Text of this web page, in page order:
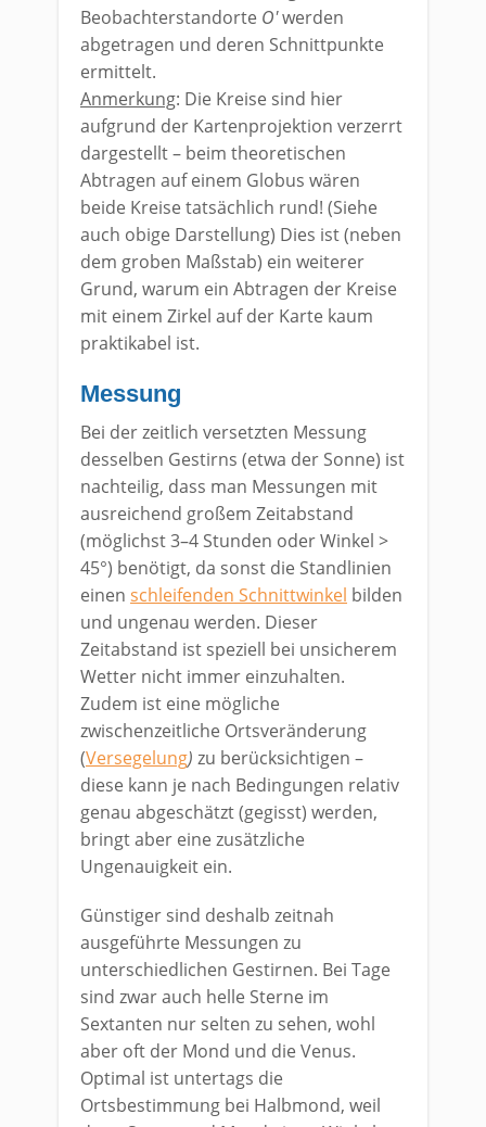
Beobachterstandorte O′werden
abgetragen und deren Schnittpunkte
ermittelt.
Anmerkung: Die Kreise sind hier
aufgrund der Kartenprojektion verzerrt
dargestellt – beim theoretischen
Abtragen auf einem Globus wären
beide Kreise tatsächlich rund! (Siehe
auch obige Darstellung) Dies ist (neben
dem groben Maßstab) ein weiterer
Grund, warum ein Abtragen der Kreise
mit einem Zirkel auf der Karte kaum
praktikabel ist.
Messung
Bei der zeitlich versetzten Messung
desselben Gestirns (etwa der Sonne) ist
nachteilig, dass man Messungen mit
ausreichend großem Zeitabstand
(möglichst 3–4 Stunden oder Winkel >
45°) benötigt, da sonst die Standlinien
einen schleifenden Schnittwinkel bilden
und ungenau werden. Dieser
Zeitabstand ist speziell bei unsicherem
Wetter nicht immer einzuhalten.
Zudem ist eine mögliche
zwischenzeitliche Ortsveränderung
(Versegelung) zu berücksichtigen –
diese kann je nach Bedingungen relativ
genau abgeschätzt (gegisst) werden,
bringt aber eine zusätzliche
Ungenauigkeit ein.
Günstiger sind deshalb zeitnah
ausgeführte Messungen zu
unterschiedlichen Gestirnen. Bei Tage
sind zwar auch helle Sterne im
Sextanten nur selten zu sehen, wohl
aber oft der Mond und die Venus.
Optimal ist untertags die
Ortsbestimmung bei Halbmond, weil